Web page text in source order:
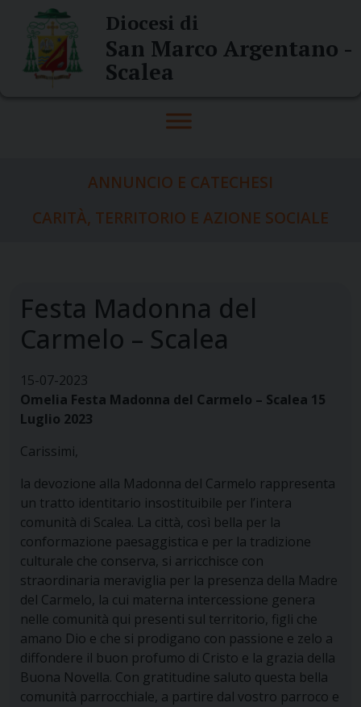
content
Diocesi di
San Marco Argentano -
Scalea
ANNUNCIO E CATECHESI
CARITÀ, TERRITORIO E AZIONE SOCIALE
Festa Madonna del
Carmelo – Scalea
15-07-2023
Omelia Festa Madonna del Carmelo – Scalea 15
Luglio 2023
Carissimi,
la devozione alla Madonna del Carmelo rappresenta
un tratto identitario insostituibile per l’intera
comunità di Scalea. La città, così bella per la
conformazione paesaggistica e per la tradizione
culturale che conserva, si arricchisce con
straordinaria meraviglia per la presenza della Madre
del Carmelo, la cui materna intercessione genera
nelle comunità qui presenti sul territorio, figli che
amano Dio e che si prodigano con passione e zelo a
diffondere il buon profumo di Cristo e la grazia della
Buona Novella. Con gratitudine saluto questa bella
comunità parrocchiale, a partire dal vostro parroco e